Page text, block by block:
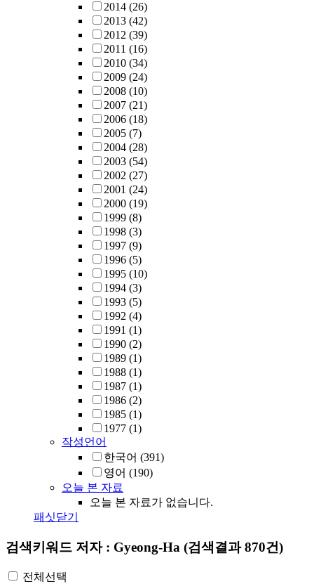
2014 (26)
2013 (42)
2012 (39)
2011 (16)
2010 (34)
2009 (24)
2008 (10)
2007 (21)
2006 (18)
2005 (7)
2004 (28)
2003 (54)
2002 (27)
2001 (24)
2000 (19)
1999 (8)
1998 (3)
1997 (9)
1996 (5)
1995 (10)
1994 (3)
1993 (5)
1992 (4)
1991 (1)
1990 (2)
1989 (1)
1988 (1)
1987 (1)
1986 (2)
1985 (1)
1977 (1)
작성언어
한국어 (391)
영어 (190)
오늘 본 자료
오늘 본 자료가 없습니다.
패싯닫기
검색키워드 저자 : Gyeong-Ha (검색결과 870건)
전체선택